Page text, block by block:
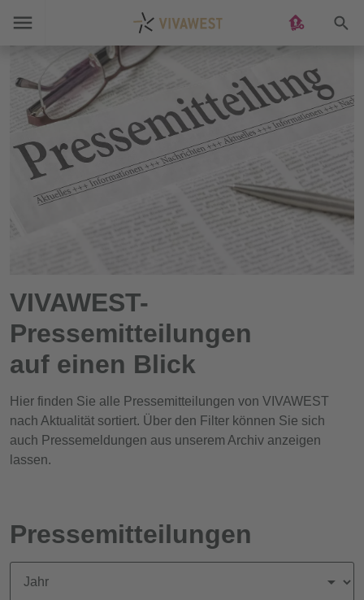
VIVAWEST-
Pressemitteilungen
auf einen Blick
Hier finden Sie alle Pressemitteilungen von VIVAWEST
nach Aktualität sortiert. Über den Filter können Sie sich
auch Pressemeldungen aus unserem Archiv anzeigen
lassen.
Pressemitteilungen